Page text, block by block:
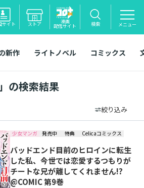
サイト ストア 漫画
配信サイト 検索 メニュー
新作 ライトノベル コミックス
の検索結果
絞り込み
少女マンガ 発売中 特典 Celicaコミックス
バッドエンド目前のヒロインに転生
した私、今世では恋愛するつもりが
チートな兄が離してくれません!?
@COMIC 第9巻